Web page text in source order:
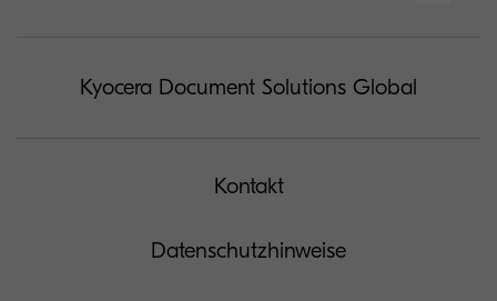
Kyocera Document Solutions Global
Kontakt
Datenschutzhinweise